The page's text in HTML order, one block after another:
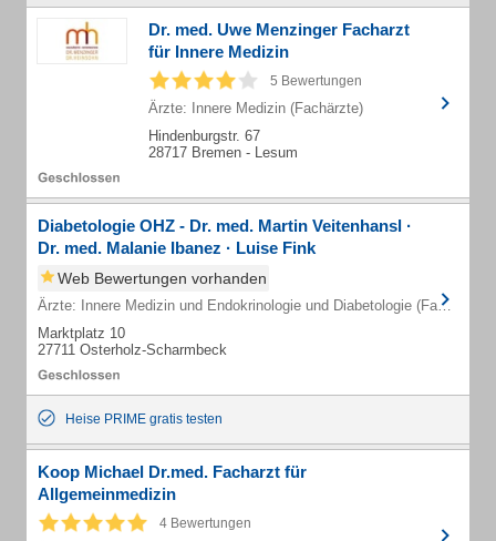
Dr. med. Uwe Menzinger Facharzt
für Innere Medizin
5 Bewertungen
Ärzte: Innere Medizin (Fachärzte)
Hindenburgstr. 67
28717 Bremen - Lesum
Diabetologie OHZ - Dr. med. Martin Veitenhansl ·
Dr. med. Malanie Ibanez · Luise Fink
Web Bewertungen vorhanden
Ärzte: Innere Medizin und Endokrinologie und Diabetologie (Fachärzte)
Marktplatz 10
27711 Osterholz-Scharmbeck
Heise PRIME gratis testen
Koop Michael Dr.med. Facharzt für
Allgemeinmedizin
4 Bewertungen